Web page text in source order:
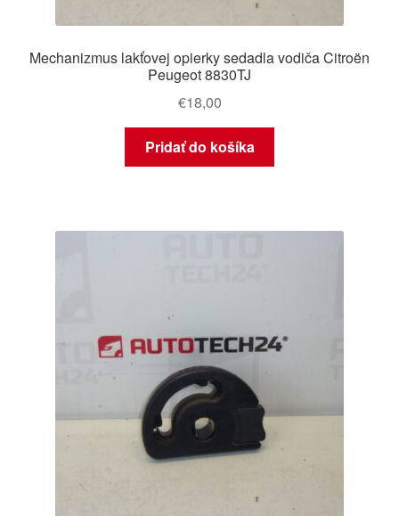
Mechanizmus lakťovej opierky sedadla vodiča Citroën
Peugeot 8830TJ
€18,00
Pridať do košíka